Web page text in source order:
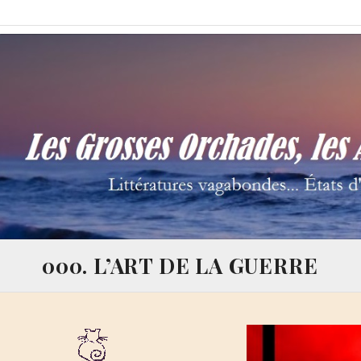
to
Les Grosses
Littératures vagabondes… États d'âme à la Thalamège…
000. L’ART DE LA GUERRE